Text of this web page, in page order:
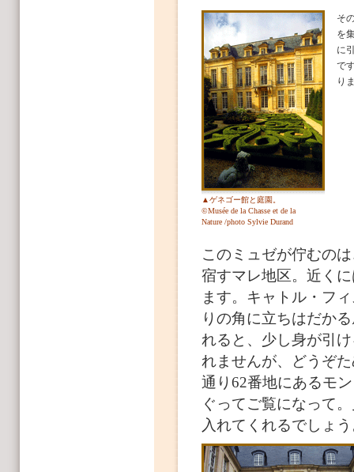
▲ゲネゴー館と庭園。
©Musée de la Chasse et de la
Nature /photo Sylvie Durand
そ
を
に
で
り
このミュゼが佇むの
宿すマレ地区。近く
ます。キャトル・フ
りの角に立ちはだか
れると、少し身が引
れませんが、どうぞ
通り62番地にあるモ
ぐってご覧になって
入れてくれるでしょ